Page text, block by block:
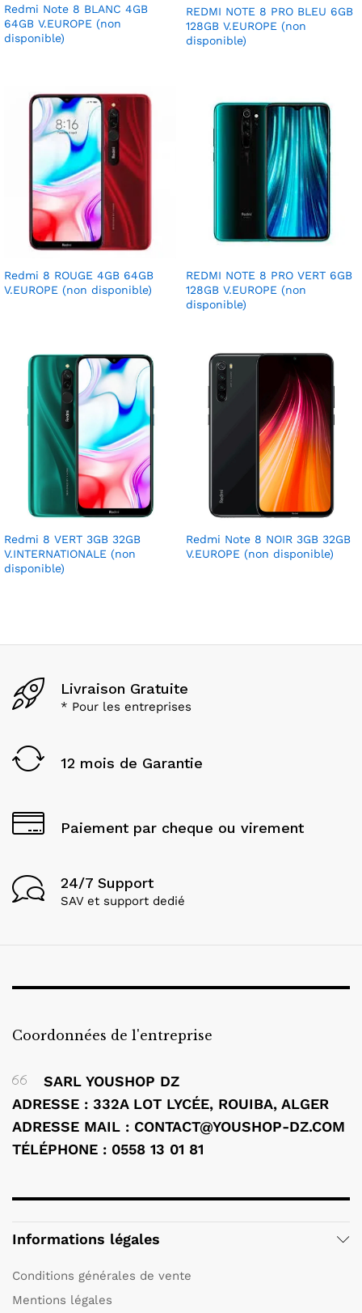
Redmi Note 8 BLANC 4GB
64GB V.EUROPE (non
disponible)
REDMI NOTE 8 PRO BLEU 6GB
128GB V.EUROPE (non
disponible)
Redmi 8 ROUGE 4GB 64GB
V.EUROPE (non disponible)
REDMI NOTE 8 PRO VERT 6GB
128GB V.EUROPE (non
disponible)
Redmi 8 VERT 3GB 32GB
V.INTERNATIONALE (non
disponible)
Redmi Note 8 NOIR 3GB 32GB
V.EUROPE (non disponible)
Livraison Gratuite
* Pour les entreprises
12 mois de Garantie
Paiement par cheque ou virement
24/7 Support
SAV et support dedié
Coordonnées de l'entreprise
SARL YOUSHOP DZ
ADRESSE : 332A LOT LYCÉE, ROUIBA, ALGER
ADRESSE MAIL : CONTACT@YOUSHOP-DZ.COM
TÉLÉPHONE : 0558 13 01 81
Informations légales
Conditions générales de vente
Mentions légales